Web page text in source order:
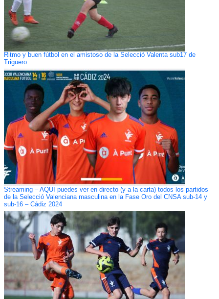
Ritmo y buen fútbol en el amistoso de la Selecció Valenta sub17 de
Triguero
Streaming – AQUÍ puedes ver en directo (y a la carta) todos los partidos
de la Selecció Valenciana masculina en la Fase Oro del CNSA sub-14 y
sub-16 – Cádiz 2024